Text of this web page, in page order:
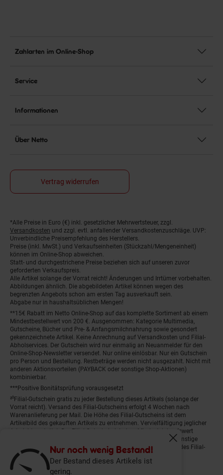
Nur noch wenig Bestand!
Der Bestand dieses Artikels ist
gering.
Fenster
Zahlarten im Online-Shop
Service
Informationen
Über Netto
Vertrag widerrufen
Fußnoten
*Alle Preise in Euro (€) inkl. gesetzlicher Mehrwertsteuer, zzgl.
Versandkosten und zzgl. evtl. anfallender Versandkostenzuschläge. UVP:
Unverbindliche Preisempfehlung des Herstellers.
Preise (inkl. MwSt.) und Verkaufseinheiten (Stückzahl/Mengeneinheit)
können im Online-Shop abweichen.
Statt- und durchgestrichene Preise beziehen sich auf unseren zuvor
geforderten Verkaufspreis.
Alle Artikel solange der Vorrat reicht! Änderungen und Irrtümer vorbehalten.
Abbildungen ähnlich. Die abgebildeten Artikel können wegen des
begrenzten Angebots schon am ersten Tag ausverkauft sein.
Abgabe nur in haushaltsüblichen Mengen!
**15€ Rabatt im Netto Online-Shop auf das komplette Sortiment ab einem
Mindestbestellwert von 200 €. Ausgenommen: Kategorie Multimedia,
Gutscheine, Bücher und Pre- & Anfangsmilchnahrung sowie gesondert
gekennzeichnete Artikel. Keine Anrechnung auf Versandkosten und Filial-
Abholservices. Der Gutschein wird nur einmalig an Neuanmelder für den
Online-Shop-Newsletter versendet. Nur online einlösbar. Nur ein Gutschein
pro Person und Bestellung. Restbeträge werden nicht ausgezahlt. Nicht mit
anderen Aktionsvorteilen (PAYBACK oder sonstige Shop-Aktionen)
kombinierbar.
***Positive Bonitätsprüfung vorausgesetzt
²⁰Filial-Gutschein gratis zu jeder Bestellung dieses Artikels (solange der
Vorrat reicht). Versand des Filial-Gutscheins erfolgt 4 Wochen nach
Warenanlieferung per Mail. Die Höhe des Filial-Gutscheins ist dem
Artikelbild des gekauften Artikels zu entnehmen. Vervielfältigung jeglicher
Art nicht gestattet. Der Filial-Gutschein ist ohne Mindesteinkaufswert
einlösbar. Nicht mit anderen Aktionsvorteilen (PAYBACK oder sonstige
Shop-Aktionen) kombinierbar. Der jeweilige Gültigkeitszeitraum des Filial-
Gutscheins ist darauf vermerkt.